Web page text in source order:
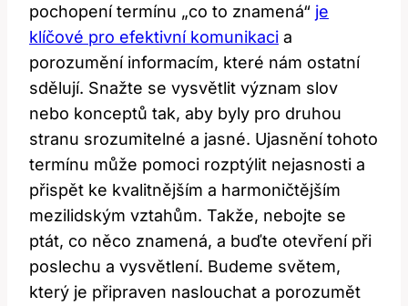
pochopení termínu „co to znamená“ je
klíčové pro efektivní komunikaci a
porozumění informacím, které nám ostatní
sdělují. Snažte se vysvětlit význam slov
nebo konceptů tak, aby byly pro druhou
stranu srozumitelné a jasné. Ujasnění tohoto
termínu může pomoci rozptýlit nejasnosti a
přispět ke kvalitnějším a harmoničtějším
mezilidským vztahům. Takže, nebojte se
ptát, co něco znamená, a buďte otevření při
poslechu a vysvětlení. Budeme světem,
který je připraven naslouchat a porozumět